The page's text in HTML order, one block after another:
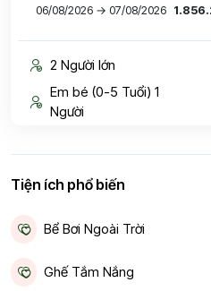
06/08/2026 → 07/08/2026
2 Người lớn
Em bé (0-5 Tuổi) 1
Người
Tiện ích phổ biến
Bể Bơi Ngoài Trời
Ghế Tắm Nắng